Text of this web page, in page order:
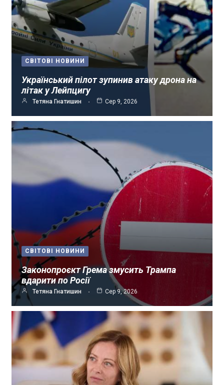
СВІТОВІ НОВИНИ
Український пілот зупинив атаку дрона на
літак у Лейпцигу
Тетяна Гнатишин Сер 9, 2026
СВІТОВІ НОВИНИ
Законопроєкт Грема змусить Трампа
вдарити по Росії
Тетяна Гнатишин Сер 9, 2026